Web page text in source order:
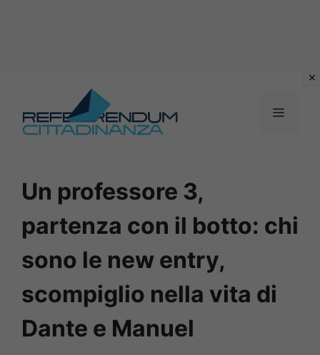
contenuto
MENU
Un professore 3,
partenza con il botto: chi
sono le new entry,
scompiglio nella vita di
Dante e Manuel